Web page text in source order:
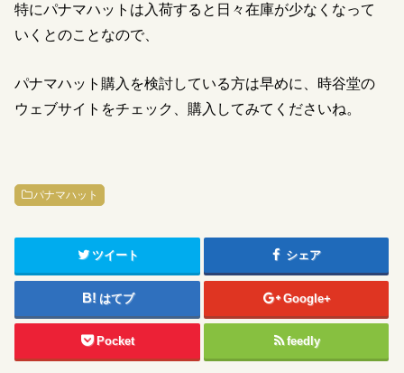
特にパナマハットは入荷すると日々在庫が少なくなって
いくとのことなので、
パナマハット購入を検討している方は早めに、時谷堂の
ウェブサイトをチェック、購入してみてくださいね。
パナマハット
ツイート シェア
はてブ Google+
Pocket feedly